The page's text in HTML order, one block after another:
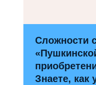
Сложности
Знаете, как